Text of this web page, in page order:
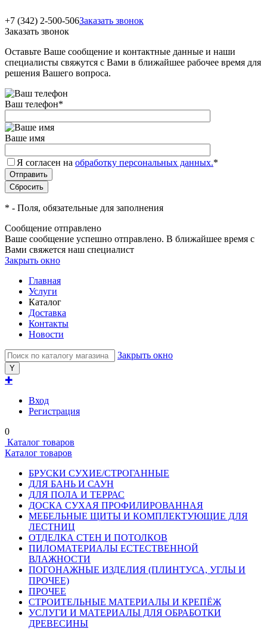
+7 (342) 2-500-506Заказать звонок
Заказать звонок
Оставьте Ваше сообщение и контактные данные и наши
специалисты свяжутся с Вами в ближайшее рабочее время для
решения Вашего вопроса.
Ваш телефон*
Ваше имя
Я согласен на обработку персональных данных.*
* - Поля, обязательные для заполнения
Сообщение отправлено
Ваше сообщение успешно отправлено. В ближайшее время с
Вами свяжется наш специалист
Закрыть окно
Главная
Услуги
Каталог
Доставка
Контакты
Новости
Закрыть окно
✚
Вход
Регистрация
0
Каталог товаров
Каталог товаров
БРУСКИ СУХИЕ/СТРОГАННЫЕ
ДЛЯ БАНЬ И САУН
ДЛЯ ПОЛА И ТЕРРАС
ДОСКА СУХАЯ ПРОФИЛИРОВАННАЯ
МЕБЕЛЬНЫЕ ЩИТЫ И КОМПЛЕКТУЮЩИЕ ДЛЯ
ЛЕСТНИЦ
ОТДЕЛКА СТЕН И ПОТОЛКОВ
ПИЛОМАТЕРИАЛЫ ЕСТЕСТВЕННОЙ
ВЛАЖНОСТИ
ПОГОНАЖНЫЕ ИЗДЕЛИЯ (ПЛИНТУСА, УГЛЫ И
ПРОЧЕЕ)
ПРОЧЕЕ
СТРОИТЕЛЬНЫЕ МАТЕРИАЛЫ И КРЕПЁЖ
УСЛУГИ И МАТЕРИАЛЫ ДЛЯ ОБРАБОТКИ
ДРЕВЕСИНЫ